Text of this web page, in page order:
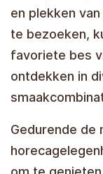
en plekken
te bezoeken,
favoriete bes
ontdekken in
Gedurende de